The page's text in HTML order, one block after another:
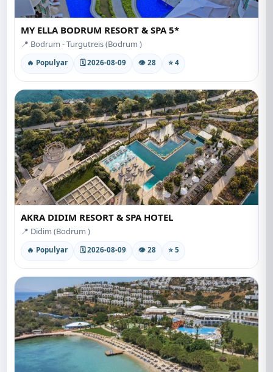
MY ELLA BODRUM RESORT & SPA 5*
📍 Bodrum - Turgutreis (Bodrum )
🔥 Populyar 🗓 2026-08-09 👁 28 ⭐ 4
AKRA DIDIM RESORT & SPA HOTEL
📍 Didim (Bodrum )
🔥 Populyar 🗓 2026-08-09 👁 28 ⭐ 5